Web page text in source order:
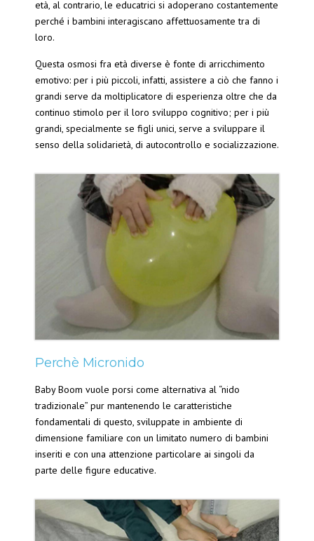
età, al contrario, le educatrici si adoperano costantemente
perché i bambini interagiscano affettuosamente tra di
loro.
Questa osmosi fra età diverse è fonte di arricchimento
emotivo: per i più piccoli, infatti, assistere a ciò che fanno i
grandi serve da moltiplicatore di esperienza oltre che da
continuo stimolo per il loro sviluppo cognitivo; per i più
grandi, specialmente se figli unici, serve a sviluppare il
senso della solidarietà, di autocontrollo e socializzazione.
Perchè Micronido
Baby Boom vuole porsi come alternativa al “nido
tradizionale” pur mantenendo le caratteristiche
fondamentali di questo, sviluppate in ambiente di
dimensione familiare con un limitato numero di bambini
inseriti e con una attenzione particolare ai singoli da
parte delle figure educative.